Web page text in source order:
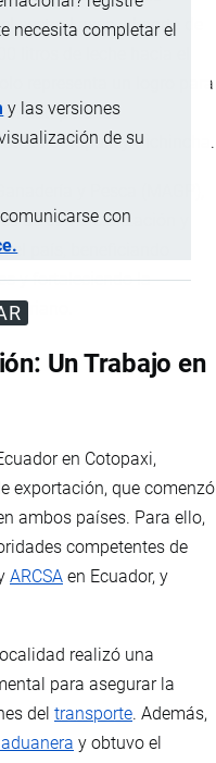
necesita completar el
y las versiones
de su
con
sector Lasso, al norte de
litros de leche hacia el
representa un logro para
para los
de Cotopaxi y Pichincha.
y Pesca (MAGP),
de comercialización y
país, beneficiando
y fortaleciendo la
Un Trabajo en
en Cotopaxi,
exportación, que comenzó
ambos países. Para ello,
competentes de
ARCSA en Ecuador, y
realizó una
para asegurar la
del transporte. Además,
y obtuvo el